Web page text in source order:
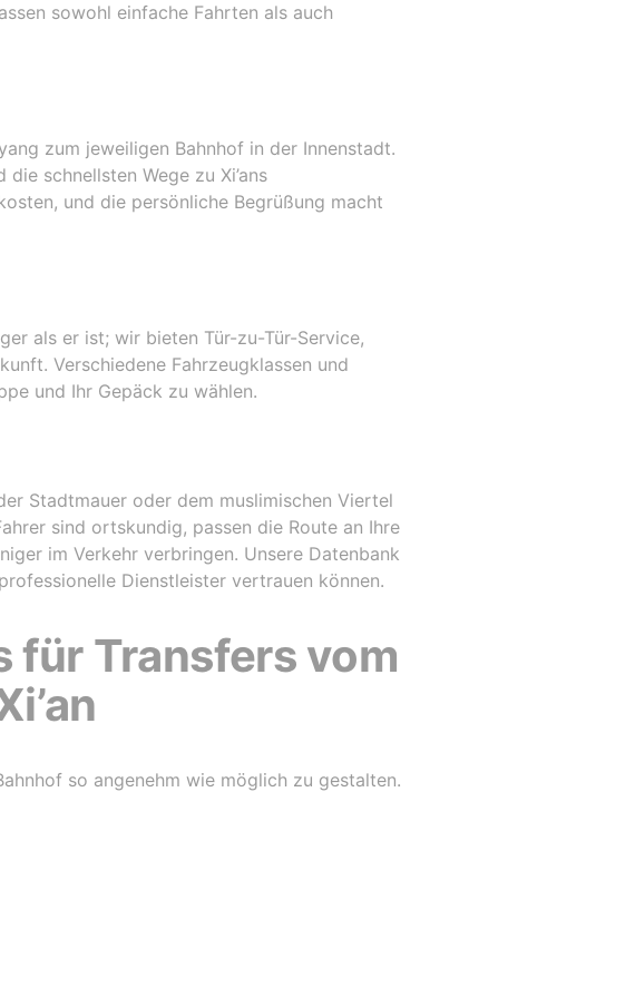
sowohl einfache Fahrten als auch
zum jeweiligen Bahnhof in der Innenstadt.
schnellsten Wege zu Xi’ans
und die persönliche Begrüßung macht
als er ist; wir bieten Tür-zu-Tür-Service,
Verschiedene Fahrzeugklassen und
und Ihr Gepäck zu wählen.
Stadtmauer oder dem muslimischen Viertel
sind ortskundig, passen die Route an Ihre
im Verkehr verbringen. Unsere Datenbank
Dienstleister vertrauen können.
für Transfers vom
so angenehm wie möglich zu gestalten.